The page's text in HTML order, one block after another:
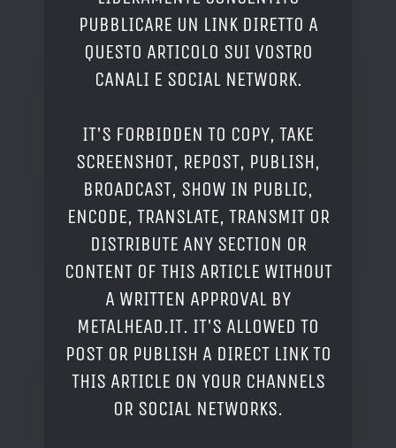
PUBBLICARE UN LINK DIRETTO A
QUESTO ARTICOLO SUI VOSTRO
CANALI E SOCIAL NETWORK.
IT'S FORBIDDEN TO COPY, TAKE
SCREENSHOT, REPOST, PUBLISH,
BROADCAST, SHOW IN PUBLIC,
ENCODE, TRANSLATE, TRANSMIT OR
DISTRIBUTE ANY SECTION OR
CONTENT OF THIS ARTICLE WITHOUT
A WRITTEN APPROVAL BY
METALHEAD.IT. IT'S ALLOWED TO
POST OR PUBLISH A DIRECT LINK TO
THIS ARTICLE ON YOUR CHANNELS
OR SOCIAL NETWORKS.